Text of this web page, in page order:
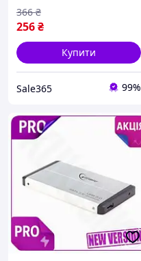
256₴
366 ₴
Купити
Sale365 99%